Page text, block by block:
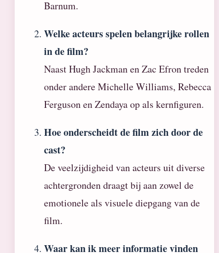
Barnum.
Welke acteurs spelen belangrijke rollen
in de film?
Naast Hugh Jackman en Zac Efron treden
onder andere Michelle Williams, Rebecca
Ferguson en Zendaya op als kernfiguren.
Hoe onderscheidt de film zich door de
cast?
De veelzijdigheid van acteurs uit diverse
achtergronden draagt bij aan zowel de
emotionele als visuele diepgang van de
film.
Waar kan ik meer informatie vinden